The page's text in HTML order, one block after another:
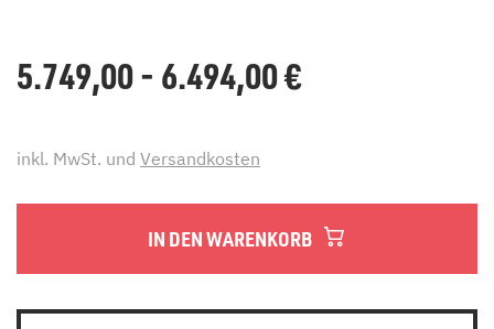
5.749,00 - 6.494,00€
inkl. MwSt. und Versandkosten
IN DEN WARENKORB